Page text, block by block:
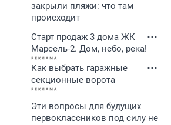
закрыли пляжи: что там
происходит
Старт продаж 3 дома ЖК
Марсель-2. Дом, небо, река!
Как выбрать гаражные
секционные ворота
Эти вопросы для будущих
первоклассников под силу не